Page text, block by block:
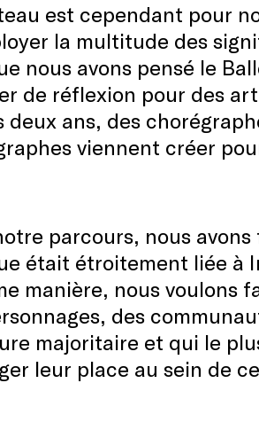
est cependant pour
la multitude des
nous avons pensé le
de réflexion pour des
deux ans, des
viennent créer
parcours, nous
était étroitement liée à
manière, nous voulons
des
majoritaire et qui le
leur place au sein de